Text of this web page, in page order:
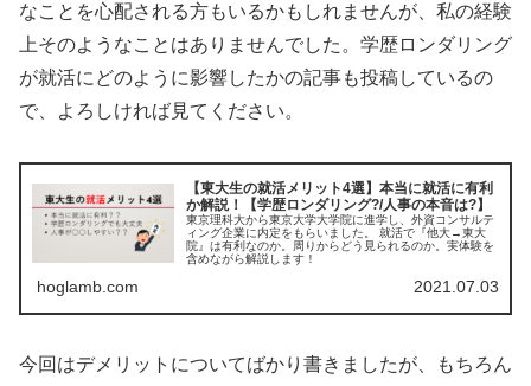
なことを心配される方もいるかもしれませんが、私の経験
上そのようなことはありませんでした。学歴ロンダリング
が就活にどのように影響したかの記事も投稿しているの
で、よろしければ見てください。
【東大生の就活メリット4選】本当に就活に有利
か解説！【学歴ロンダリング?/人事の本音は?】
東京理科大から東京大学大学院に進学し、外資コンサルテ
ィング企業に内定をもらいました。 就活で『他大→東大
院』は有利なのか。周りからどう見られるのか。実体験を
含めながら解説します！
hoglamb.com 2021.07.03
今回はデメリットについてばかり書きましたが、もちろん